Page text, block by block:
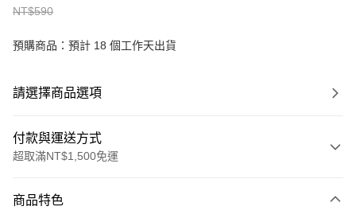
NT$590
預購商品：預計 18 個工作天出貨
請選擇商品選項
付款與運送方式
超取滿NT$1,500免運
信用卡一次付款
商品特色